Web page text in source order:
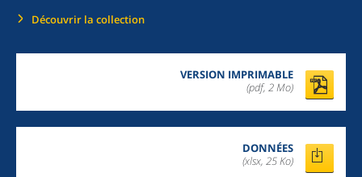
Découvrir la collection
VERSION IMPRIMABLE
(pdf, 2 Mo)
DONNÉES
(xlsx, 25 Ko)